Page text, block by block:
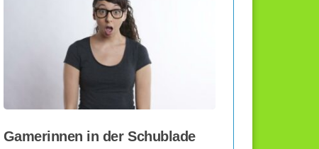
Gamerinnen in der Schublade